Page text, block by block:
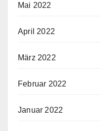
Mai 2022
April 2022
März 2022
Februar 2022
Januar 2022